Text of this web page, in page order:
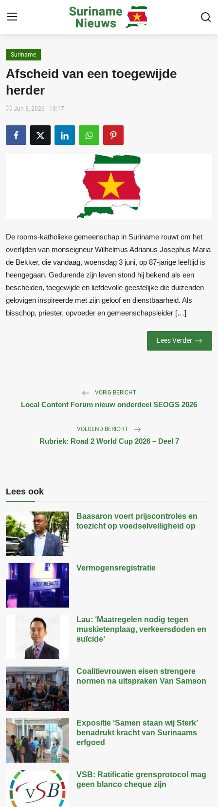
Home
Buitenland
Sport
Cultuur & Media
Suriname
Afscheid van een toegewijde
herder
Jun 3, 2026 - 13:17
De rooms-katholieke gemeenschap in Suriname rouwt om het
overlijden van monseigneur Wilhelmus Adrianus Josephus Maria
de Bekker, die vandaag, woensdag 3 juni, op 87-jarige leeftijd is
heengegaan. Gedurende zijn leven stond hij bekend als een
bescheiden, toegewijde en liefdevolle geestelijke die duizenden
gelovigen inspireerde met zijn geloof en dienstbaarheid. Als
bisschop, priester, opvoeder en gemeenschapsleider […]
Lees Verder
VORIG BERICHT
Local Content Forum nieuw onderdeel SEOGS 2026
VOLGEND BERICHT
Rubriek: Road 2 World Cup 2026 – Deel 7
Lees ook
Baasaron voert prijscontroles en
toezicht op voedselveiligheid op
Vermogensregistratie
Lau: ‘Maatregelen nodig tegen
muskietenplaag, verkeersdoden en
suïcide’
Coalitievrouwen eisen strengere
normen na uitspraken Van Samson
Expositie ‘Samen staan wij Sterk’
benadrukt kracht van Surinaams
erfgoed
VSB: Ratificatie grensprotocol mag
geen blanco cheque zijn